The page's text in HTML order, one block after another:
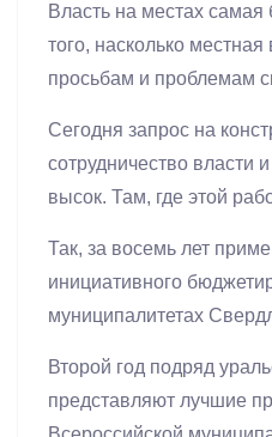
области! Поздравляю
самоуправления!
Власть на местах
того, насколько
просьбам и проблемам
развитие территорий, и
обществе, и уровень
государственного
Сегодня запрос на
сотрудничество власти
высок. Там, где этой
происходят гораздо
реализуются проекты с
механизмов
строятся объекты
которые действительно
жителями, а
Так, за восемь лет
инициативного
муниципалитетах
стоимостью порядка
2025 году планируется
Второй год подряд
представляют лучшие